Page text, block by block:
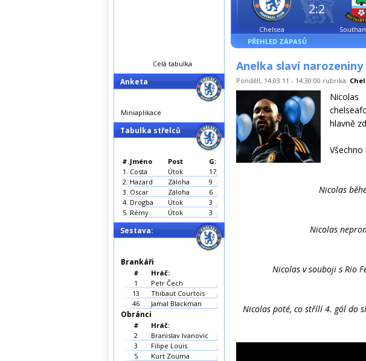
Chelsea
2:2
PŘEHLED ZÁPASŮ
Anelka slaví narozeniny
Pondělí, 14.03.11 - 14:30:00 rubrika:
Nicolas
hlavně
Všechno
Nicolas
Nicolas
Nicolas v souboji s Rio
Nicolas poté, co střílí 4. gól do
Celá tabulka
Anketa
Miniaplikace
Tabulka střelců
#.Jméno Post
G:
1. Costa Útok
17
2. Hazard Záloha
9
3. Oscar Záloha
6
4. Drogba Útok
3
5. Rémy Útok 3
Sestava:
Brankáři
#
Hráč:
1
Petr Čech
13
Thibaut Courtois
46
Jamal Blackman
Obránci
#
Hráč:
2
Branislav Ivanovic
3
Filipe Louis
5
Kurt Zouma